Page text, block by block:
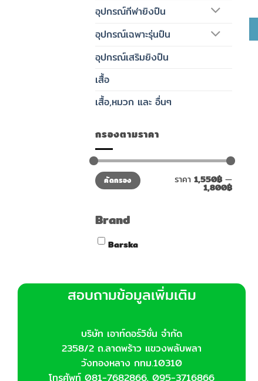
อุปกรณ์กีฬายิงปืน
อุปกรณ์เฉพาะรุ่นปืน
อุปกรณ์เสริมยิงปืน
เสื้อ
เสื้อ,หมวก และ อื่นๆ
กรองตามราคา
ราคา
ต่ำ
สุด
ราคา
สูงสุดคัดกรอง ราคา 1,550฿—
1,800฿
Brand
Barska
สอบถามข้อมูลเพิ่มเติม
บริษัท เอาท์ดอร์วิชั่น จำกัด
2358/2 ถ.ลาดพร้าว แขวงพลับพลา
วังทองหลาง กทม.10310
โทรศัพท์ 081-7682866, 095-3716866